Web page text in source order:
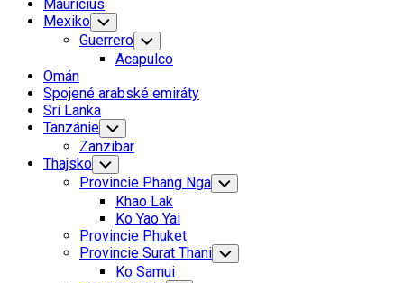
Mauricius
Mexiko Toggle
Child
Menu
Guerrero Toggle
Child
Menu
Acapulco
Omán
Spojené arabské emiráty
Srí Lanka
Tanzánie Toggle
Child
Menu
Zanzibar
Thajsko Toggle
Child
Menu
Provincie Phang Nga Toggle
Child
Khao Lak
Ko Yao Yai
Provincie Phuket
Provincie Surat Thani Toggle
Child
Ko Samui